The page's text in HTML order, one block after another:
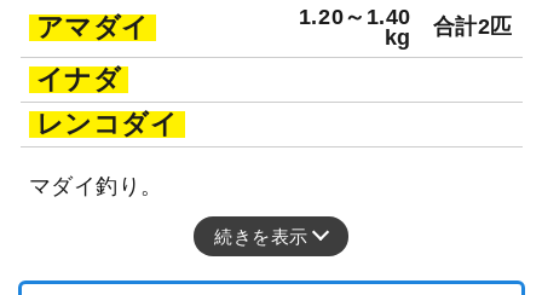
アマダイ
1.20～1.40
kg
合計2匹
イナダ
レンコダイ
マダイ釣り。
続きを表示